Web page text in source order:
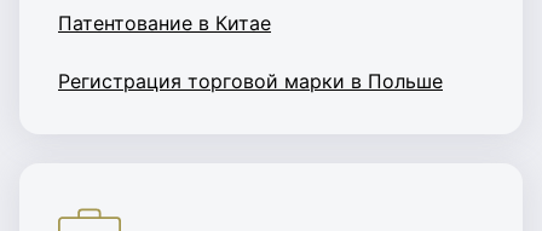
Патентование в Китае
Регистрация торговой марки в Польше